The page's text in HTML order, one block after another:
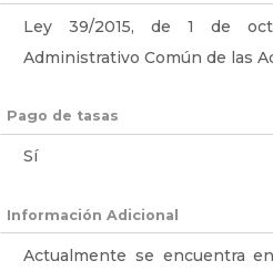
Ley 39/2015, de 1 de
Administrativo Común de las
Pago de tasas
Sí
Información Adicional
Actualmente se encuentra